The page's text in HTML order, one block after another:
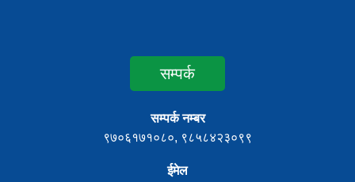
सम्पर्क
सम्पर्क नम्बर
९७०६१७१०८०, ९८५८४२३०९९
ईमेल